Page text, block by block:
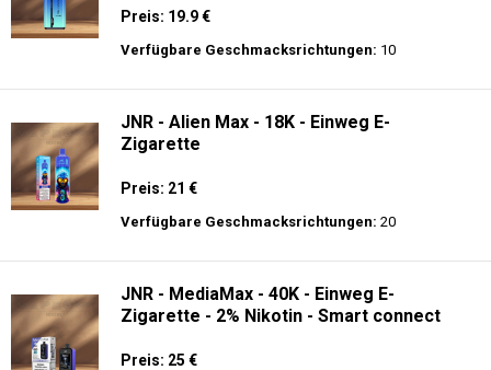
Preis: 19.9 €
Verfügbare Geschmacksrichtungen: 10
JNR - Alien Max - 18K - Einweg E-
Zigarette
Preis: 21 €
Verfügbare Geschmacksrichtungen: 20
JNR - MediaMax - 40K - Einweg E-
Zigarette - 2% Nikotin - Smart connect
Preis: 25 €